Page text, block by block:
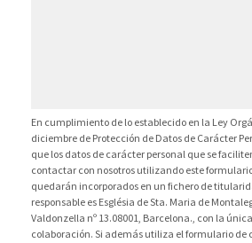
En cumplimiento de lo establecido en la Ley
diciembre de Protección de Datos de Carácter
que los datos de carácter personal que se
contactar con nosotros utilizando este
quedarán incorporados en un fichero de
responsable es Església de Sta. Maria de
Valdonzella nº 13.08001, Barcelona., con la
colaboración. Si además utiliza el formulario de